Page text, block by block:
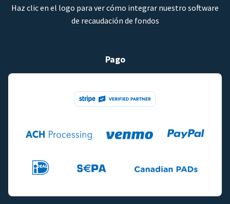
Haz clic en el logo para ver cómo integrar nuestro software
de recaudación de fondos
Pago